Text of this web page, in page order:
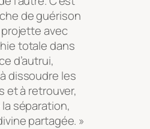
de guérison
avec
totale dans
d’autrui,
dissoudre les
et à retrouver,
séparation,
partagée. »